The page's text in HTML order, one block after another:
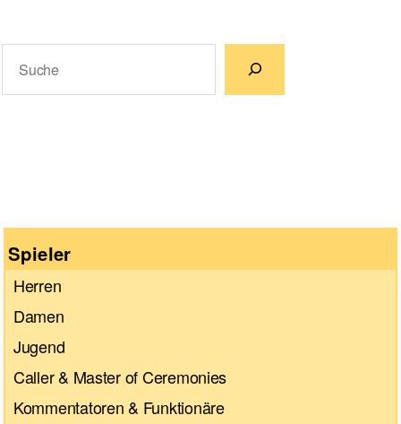
Spieler
Herren
Damen
Jugend
Caller & Master of Ceremonies
Kommentatoren & Funktionäre